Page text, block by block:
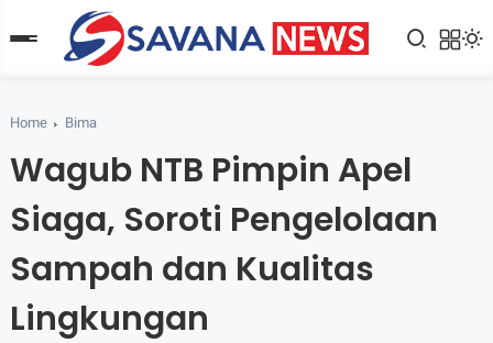
Home Bima
Wagub NTB Pimpin Apel
Siaga, Soroti Pengelolaan
Sampah dan Kualitas
Lingkungan